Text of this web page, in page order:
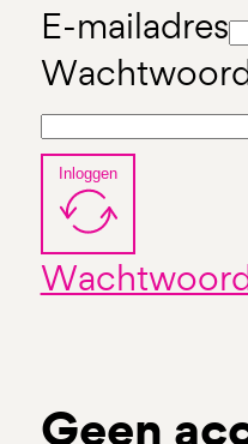
E-mailadres
Inloggen
Geen